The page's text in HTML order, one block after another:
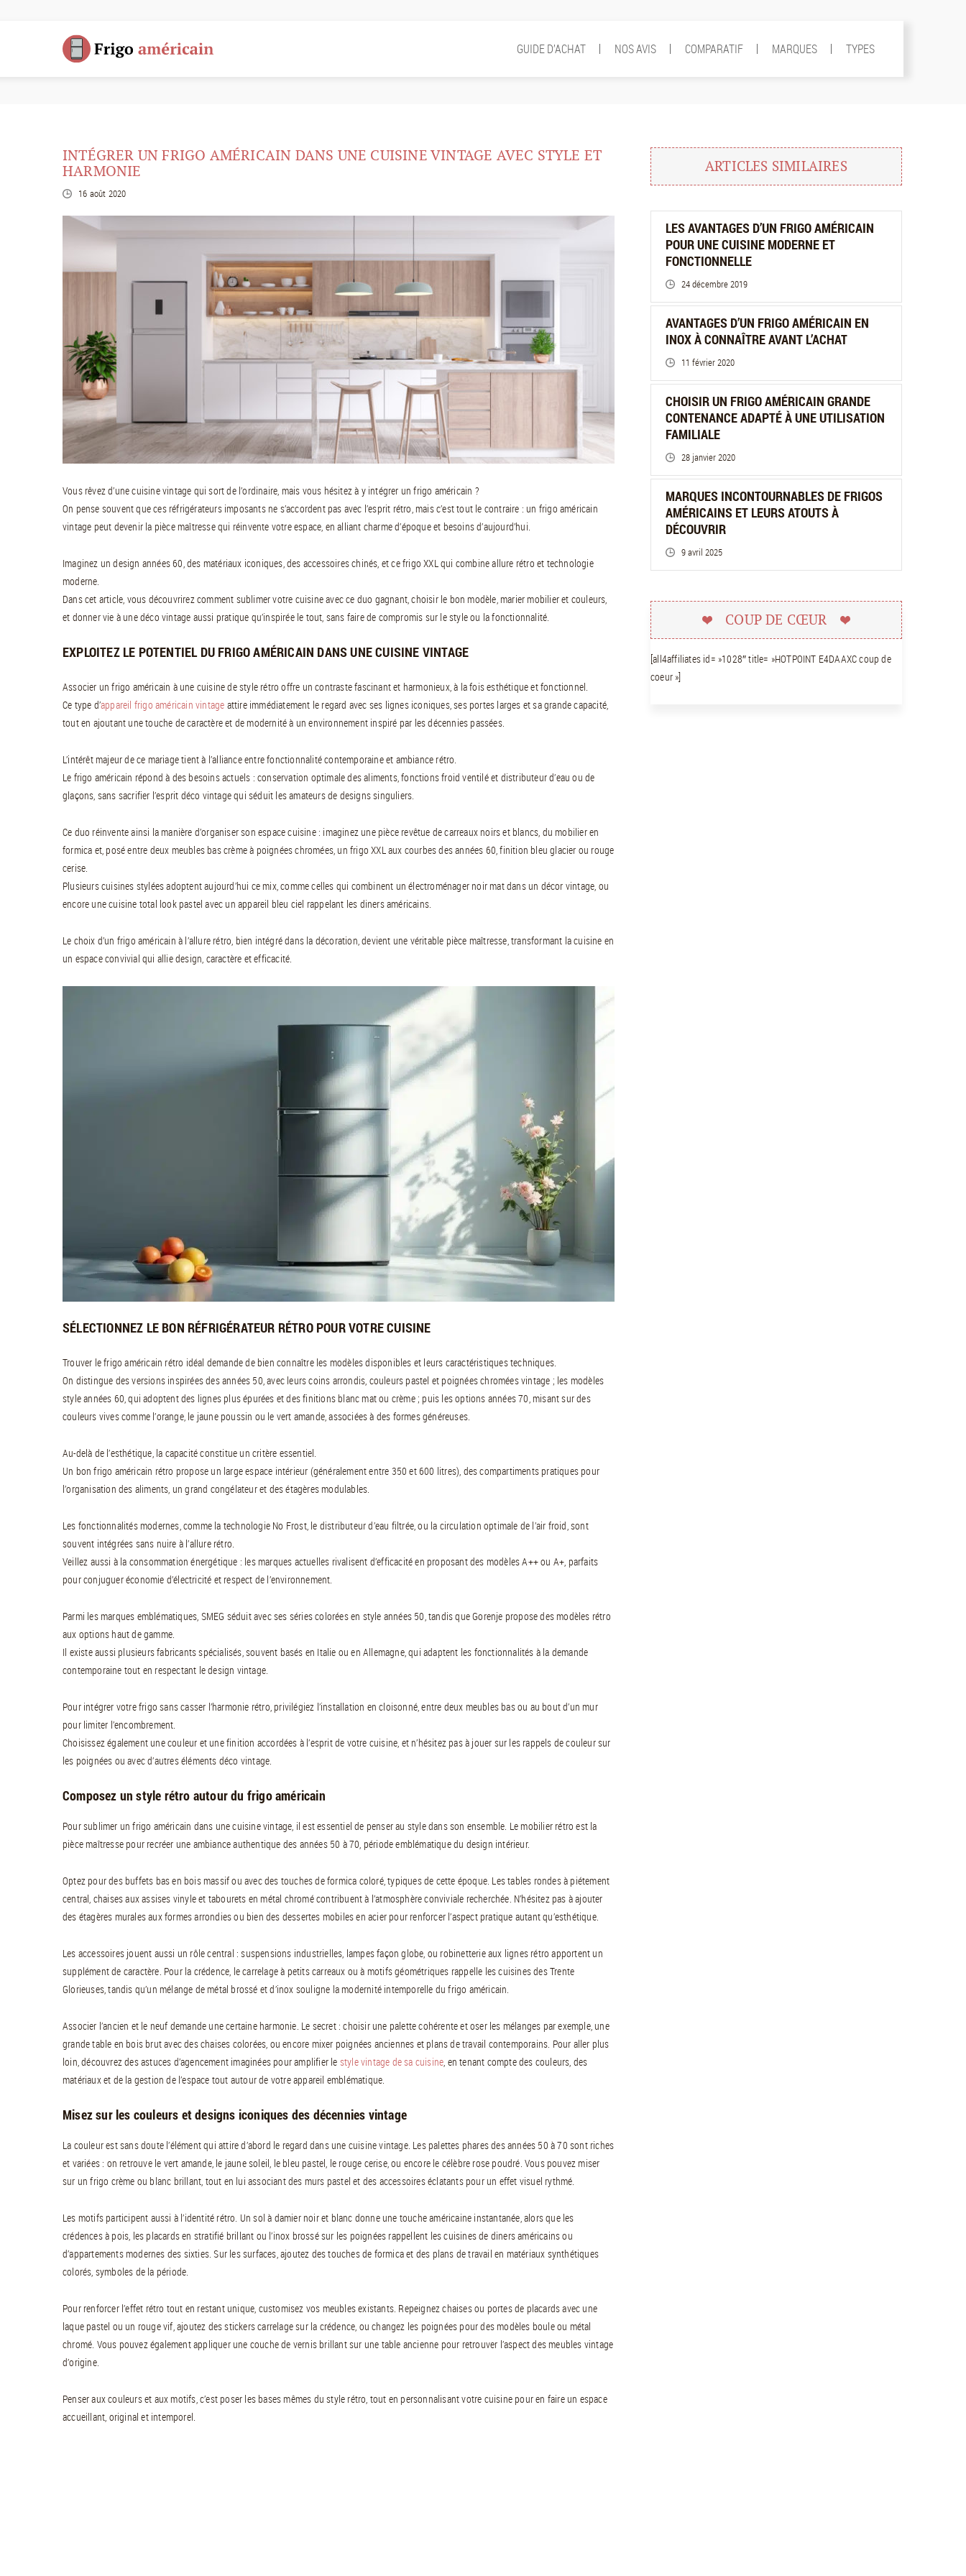
GUIDE D’ACHAT NOS AVIS COMPARATIF MARQUES TYPES
INTÉGRER UN FRIGO AMÉRICAIN DANS UNE CUISINE VINTAGE AVEC STYLE ET
HARMONIE
16 août 2020
Vous rêvez d’une cuisine vintage qui sort de l’ordinaire, mais vous hésitez à y intégrer un frigo américain ?
On pense souvent que ces réfrigérateurs imposants ne s’accordent pas avec l’esprit rétro, mais c’est tout le contraire : un frigo américain
vintage peut devenir la pièce maîtresse qui réinvente votre espace, en alliant charme d’époque et besoins d’aujourd’hui.
Imaginez un design années 60, des matériaux iconiques, des accessoires chinés, et ce frigo XXL qui combine allure rétro et technologie
moderne.
Dans cet article, vous découvrirez comment sublimer votre cuisine avec ce duo gagnant, choisir le bon modèle, marier mobilier et couleurs,
et donner vie à une déco vintage aussi pratique qu’inspirée le tout, sans faire de compromis sur le style ou la fonctionnalité.
EXPLOITEZ LE POTENTIEL DU FRIGO AMÉRICAIN DANS UNE CUISINE VINTAGE
Associer un frigo américain à une cuisine de style rétro offre un contraste fascinant et harmonieux, à la fois esthétique et fonctionnel.
Ce type d’appareil frigo américain vintage attire immédiatement le regard avec ses lignes iconiques, ses portes larges et sa grande capacité,
tout en ajoutant une touche de caractère et de modernité à un environnement inspiré par les décennies passées.
L’intérêt majeur de ce mariage tient à l’alliance entre fonctionnalité contemporaine et ambiance rétro.
Le frigo américain répond à des besoins actuels : conservation optimale des aliments, fonctions froid ventilé et distributeur d’eau ou de
glaçons, sans sacrifier l’esprit déco vintage qui séduit les amateurs de designs singuliers.
Ce duo réinvente ainsi la manière d’organiser son espace cuisine : imaginez une pièce revêtue de carreaux noirs et blancs, du mobilier en
formica et, posé entre deux meubles bas crème à poignées chromées, un frigo XXL aux courbes des années 60, finition bleu glacier ou rouge
cerise.
Plusieurs cuisines stylées adoptent aujourd’hui ce mix, comme celles qui combinent un électroménager noir mat dans un décor vintage, ou
encore une cuisine total look pastel avec un appareil bleu ciel rappelant les diners américains.
Le choix d’un frigo américain à l’allure rétro, bien intégré dans la décoration, devient une véritable pièce maîtresse, transformant la cuisine en
un espace convivial qui allie design, caractère et efficacité.
SÉLECTIONNEZ LE BON RÉFRIGÉRATEUR RÉTRO POUR VOTRE CUISINE
Trouver le frigo américain rétro idéal demande de bien connaître les modèles disponibles et leurs caractéristiques techniques.
On distingue des versions inspirées des années 50, avec leurs coins arrondis, couleurs pastel et poignées chromées vintage ; les modèles
style années 60, qui adoptent des lignes plus épurées et des finitions blanc mat ou crème ; puis les options années 70, misant sur des
couleurs vives comme l’orange, le jaune poussin ou le vert amande, associées à des formes généreuses.
Au-delà de l’esthétique, la capacité constitue un critère essentiel.
Un bon frigo américain rétro propose un large espace intérieur (généralement entre 350 et 600 litres), des compartiments pratiques pour
l’organisation des aliments, un grand congélateur et des étagères modulables.
Les fonctionnalités modernes, comme la technologie No Frost, le distributeur d’eau filtrée, ou la circulation optimale de l’air froid, sont
souvent intégrées sans nuire à l’allure rétro.
Veillez aussi à la consommation énergétique : les marques actuelles rivalisent d’efficacité en proposant des modèles A++ ou A+, parfaits
pour conjuguer économie d’électricité et respect de l’environnement.
Parmi les marques emblématiques, SMEG séduit avec ses séries colorées en style années 50, tandis que Gorenje propose des modèles rétro
aux options haut de gamme.
Il existe aussi plusieurs fabricants spécialisés, souvent basés en Italie ou en Allemagne, qui adaptent les fonctionnalités à la demande
contemporaine tout en respectant le design vintage.
Pour intégrer votre frigo sans casser l’harmonie rétro, privilégiez l’installation en cloisonné, entre deux meubles bas ou au bout d’un mur
pour limiter l’encombrement.
Choisissez également une couleur et une finition accordées à l’esprit de votre cuisine, et n’hésitez pas à jouer sur les rappels de couleur sur
les poignées ou avec d’autres éléments déco vintage.
Composez un style rétro autour du frigo américain
Pour sublimer un frigo américain dans une cuisine vintage, il est essentiel de penser au style dans son ensemble. Le mobilier rétro est la
pièce maîtresse pour recréer une ambiance authentique des années 50 à 70, période emblématique du design intérieur.
Optez pour des buffets bas en bois massif ou avec des touches de formica coloré, typiques de cette époque. Les tables rondes à piétement
central, chaises aux assises vinyle et tabourets en métal chromé contribuent à l’atmosphère conviviale recherchée. N’hésitez pas à ajouter
des étagères murales aux formes arrondies ou bien des dessertes mobiles en acier pour renforcer l’aspect pratique autant qu’esthétique.
Les accessoires jouent aussi un rôle central : suspensions industrielles, lampes façon globe, ou robinetterie aux lignes rétro apportent un
supplément de caractère. Pour la crédence, le carrelage à petits carreaux ou à motifs géométriques rappelle les cuisines des Trente
Glorieuses, tandis qu’un mélange de métal brossé et d’inox souligne la modernité intemporelle du frigo américain.
Associer l’ancien et le neuf demande une certaine harmonie. Le secret : choisir une palette cohérente et oser les mélanges par exemple, une
grande table en bois brut avec des chaises colorées, ou encore mixer poignées anciennes et plans de travail contemporains. Pour aller plus
loin, découvrez des astuces d’agencement imaginées pour amplifier le style vintage de sa cuisine , en tenant compte des couleurs, des
matériaux et de la gestion de l’espace tout autour de votre appareil emblématique.
Misez sur les couleurs et designs iconiques des décennies vintage
La couleur est sans doute l’élément qui attire d’abord le regard dans une cuisine vintage. Les palettes phares des années 50 à 70 sont riches
et variées : on retrouve le vert amande, le jaune soleil, le bleu pastel, le rouge cerise, ou encore le célèbre rose poudré. Vous pouvez miser
sur un frigo crème ou blanc brillant, tout en lui associant des murs pastel et des accessoires éclatants pour un effet visuel rythmé.
Les motifs participent aussi à l’identité rétro. Un sol à damier noir et blanc donne une touche américaine instantanée, alors que les
crédences à pois, les placards en stratifié brillant ou l’inox brossé sur les poignées rappellent les cuisines de diners américains ou
d’appartements modernes des sixties. Sur les surfaces, ajoutez des touches de formica et des plans de travail en matériaux synthétiques
colorés, symboles de la période.
Pour renforcer l’effet rétro tout en restant unique, customisez vos meubles existants. Repeignez chaises ou portes de placards avec une
laque pastel ou un rouge vif, ajoutez des stickers carrelage sur la crédence, ou changez les poignées pour des modèles boule ou métal
chromé. Vous pouvez également appliquer une couche de vernis brillant sur une table ancienne pour retrouver l’aspect des meubles vintage
d’origine.
Penser aux couleurs et aux motifs, c’est poser les bases mêmes du style rétro, tout en personnalisant votre cuisine pour en faire un espace
accueillant, original et intemporel.
ARTICLES SIMILAIRES
LES AVANTAGES D’UN FRIGO AMÉRICAIN
POUR UNE CUISINE MODERNE ET
FONCTIONNELLE
24 décembre 2019
AVANTAGES D’UN FRIGO AMÉRICAIN EN
INOX À CONNAÎTRE AVANT L’ACHAT
11 février 2020
CHOISIR UN FRIGO AMÉRICAIN GRANDE
CONTENANCE ADAPTÉ À UNE UTILISATION
FAMILIALE
28 janvier 2020
MARQUES INCONTOURNABLES DE FRIGOS
AMÉRICAINS ET LEURS ATOUTS À
DÉCOUVRIR
9 avril 2025
COUP DE CŒUR
[all4affiliates id= »1028″ title= »HOTPOINT E4DAAXC coup de
coeur »]